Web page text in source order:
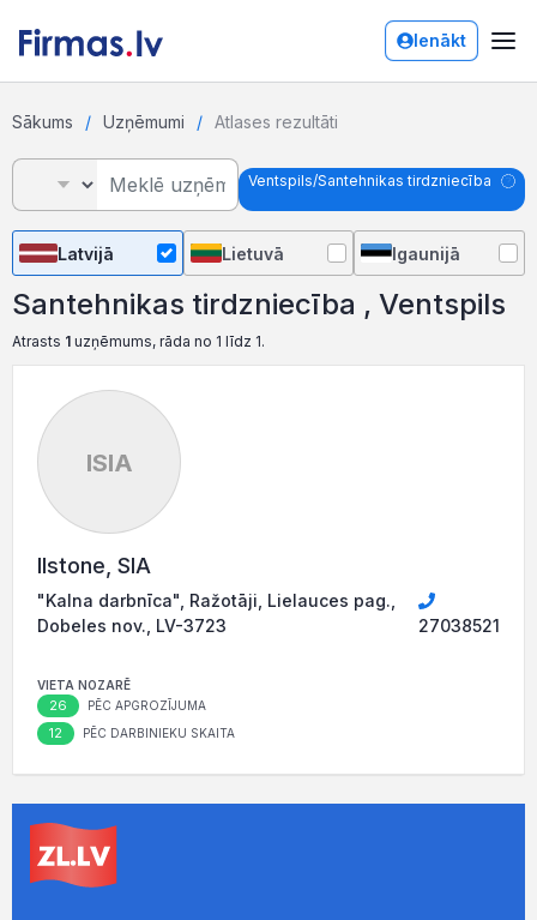
Ienākt
Sākums Uzņēmumi Atlases rezultāti
Ventspils/Santehnikas tirdzniecība
Latvijā Lietuvā Igaunijā
Santehnikas tirdzniecība , Ventspils
Atrasts 1 uzņēmums, rāda no 1 līdz 1.
ISIA
Ilstone, SIA
"Kalna darbnīca", Ražotāji, Lielauces pag.,
Dobeles nov., LV-3723
27038521
VIETA NOZARĒ
26 PĒC APGROZĪJUMA
12 PĒC DARBINIEKU SKAITA